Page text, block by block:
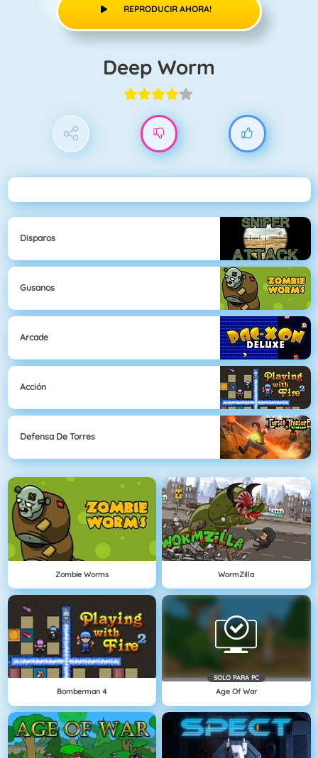
REPRODUCIR AHORA!
Deep Worm
Disparos
Gusanos
Arcade
Acción
Defensa De Torres
Zombie Worms WormZilla
Bomberman 4
SOLO PARA PC
Age Of War